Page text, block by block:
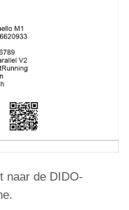
naar de DIDO-